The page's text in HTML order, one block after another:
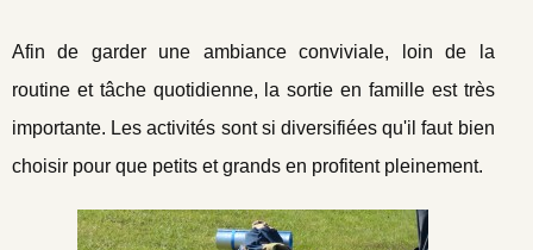
Afin de garder une ambiance conviviale, loin de la
routine et tâche quotidienne, la sortie en famille est très
importante. Les activités sont si diversifiées qu'il faut bien
choisir pour que petits et grands en profitent pleinement.